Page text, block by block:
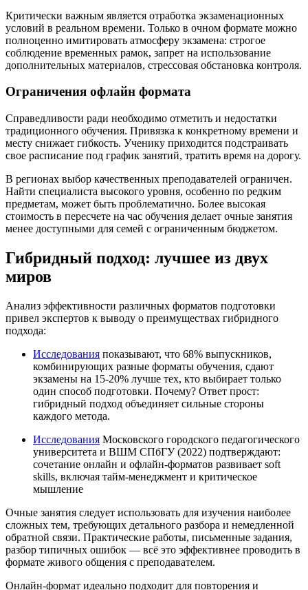
Критически важным является отработка экзаменационных
условий в реальном времени. Только в очном формате можно
полноценно имитировать атмосферу экзамена: строгое
соблюдение временных рамок, запрет на использование
дополнительных материалов, стрессовая обстановка контроля.
Ограничения офлайн формата
Справедливости ради необходимо отметить и недостатки
традиционного обучения. Привязка к конкретному времени и
месту снижает гибкость. Ученику приходится подстраивать
свое расписание под график занятий, тратить время на дорогу.
В регионах выбор качественных преподавателей ограничен.
Найти специалиста высокого уровня, особенно по редким
предметам, может быть проблематично. Более высокая
стоимость в пересчете на час обучения делает очные занятия
менее доступными для семей с ограниченным бюджетом.
Гибридный подход: лучшее из двух
миров
Анализ эффективности различных форматов подготовки
привел экспертов к выводу о преимуществах гибридного
подхода:
Исследования показывают, что 68% выпускников,
комбинирующих разные форматы обучения, сдают
экзамены на 15-20% лучше тех, кто выбирает только
один способ подготовки. Почему? Ответ прост:
гибридный подход объединяет сильные стороны
каждого метода.
Исследования Московского городского педагогического
университета и ВШМ СПбГУ (2022) подтверждают:
сочетание онлайн и офлайн-форматов развивает soft
skills, включая тайм-менеджмент и критическое
мышление
Очные занятия следует использовать для изучения наиболее
сложных тем, требующих детального разбора и немедленной
обратной связи. Практические работы, письменные задания,
разбор типичных ошибок — всё это эффективнее проводить в
формате живого общения с преподавателем.
Онлайн-формат идеально подходит для повторения и